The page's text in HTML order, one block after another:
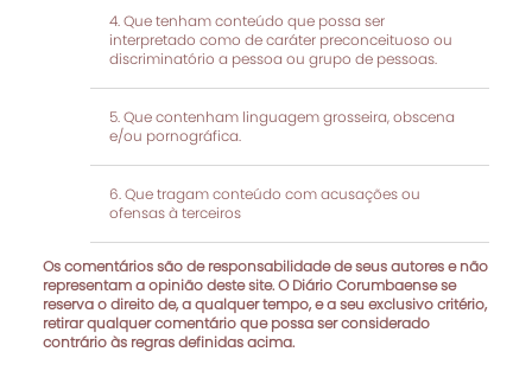
Que tenham conteúdo que possa ser
interpretado como de caráter preconceituoso ou
discriminatório a pessoa ou grupo de pessoas.
Que contenham linguagem grosseira, obscena
e/ou pornográfica.
Que tragam conteúdo com acusações ou
ofensas à terceiros
Os comentários são de responsabilidade de seus autores e não
representam a opinião deste site. O Diário Corumbaense se
reserva o direito de, a qualquer tempo, e a seu exclusivo critério,
retirar qualquer comentário que possa ser considerado
contrário às regras definidas acima.